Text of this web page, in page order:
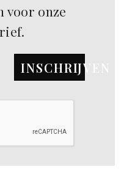
voor onze
INSCHRIJVEN